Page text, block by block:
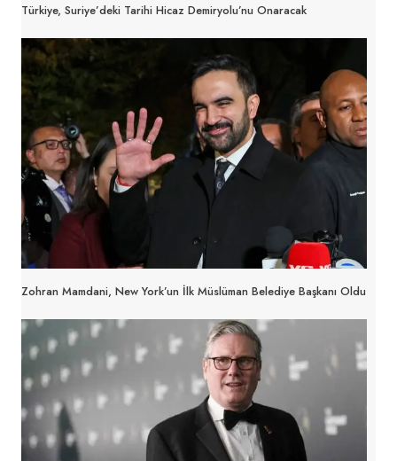
Türkiye, Suriye’deki Tarihi Hicaz Demiryolu’nu Onaracak
Zohran Mamdani, New York’un İlk Müslüman Belediye Başkanı Oldu